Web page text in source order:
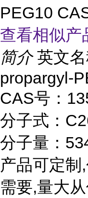
PEG10
查看相似
简介 英文
propargyl-
CAS号：
分子式：
分子量：
产品可定制
需要,量大